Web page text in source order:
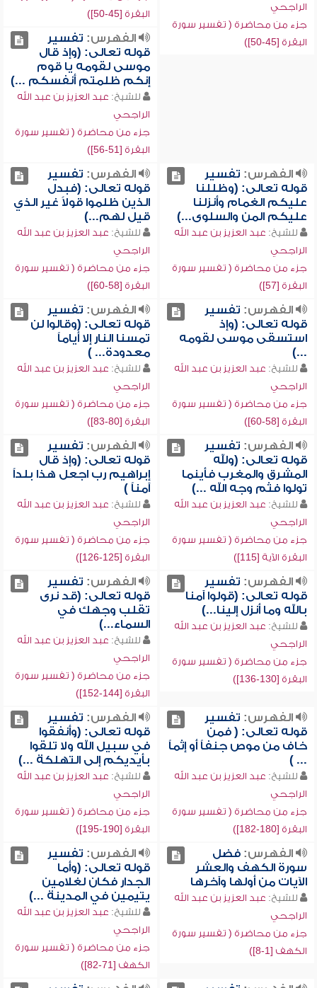
الراجحي
جزء من محاضرة ( تفسير سورة
البقرة [45-50])
البقرة [45-50])
الفهرس: تفسير
قوله تعالى: (وإذ قال
موسى لقومه يا قوم
إنكم ظلمتم أنفسكم ...)
للشيخ: عبد العزيز بن عبد الله
الراجحي
جزء من محاضرة ( تفسير سورة
البقرة [51-56])
الفهرس: تفسير
قوله تعالى: (وظللنا
عليكم الغمام وأنزلنا
عليكم المن والسلوى...)
للشيخ: عبد العزيز بن عبد الله
الراجحي
جزء من محاضرة ( تفسير سورة
البقرة [57])
الفهرس: تفسير
قوله تعالى: (فبدل
الذين ظلموا قولاً غير الذي
قيل لهم...)
للشيخ: عبد العزيز بن عبد الله
الراجحي
جزء من محاضرة ( تفسير سورة
البقرة [58-60])
الفهرس: تفسير
قوله تعالى: (وإذ
استسقى موسى لقومه
...)
للشيخ: عبد العزيز بن عبد الله
الراجحي
جزء من محاضرة ( تفسير سورة
البقرة [58-60])
الفهرس: تفسير
قوله تعالى: (وقالوا لن
تمسنا النار إلا أياماً
معدودة... )
للشيخ: عبد العزيز بن عبد الله
الراجحي
جزء من محاضرة ( تفسير سورة
البقرة [80-83])
الفهرس: تفسير
قوله تعالى: (ولله
المشرق والمغرب فأينما
تولوا فثم وجه الله ...)
للشيخ: عبد العزيز بن عبد الله
الراجحي
جزء من محاضرة ( تفسير سورة
البقرة الآية [115])
الفهرس: تفسير
قوله تعالى: (وإذ قال
إبراهيم رب اجعل هذا بلداً
آمناً )
للشيخ: عبد العزيز بن عبد الله
الراجحي
جزء من محاضرة ( تفسير سورة
البقرة [125-126])
الفهرس: تفسير
قوله تعالى: (قولوا آمنا
بالله وما أنزل إلينا...)
للشيخ: عبد العزيز بن عبد الله
الراجحي
جزء من محاضرة ( تفسير سورة
البقرة [130-136])
الفهرس: تفسير
قوله تعالى: (قد نرى
تقلب وجهك في
السماء...)
للشيخ: عبد العزيز بن عبد الله
الراجحي
جزء من محاضرة ( تفسير سورة
البقرة [144-152])
الفهرس: تفسير
قوله تعالى: ( فمن
خاف من موص جنفاً أو إثماً
... )
للشيخ: عبد العزيز بن عبد الله
الراجحي
جزء من محاضرة ( تفسير سورة
البقرة [180-182])
الفهرس: تفسير
قوله تعالى: (وأنفقوا
في سبيل الله ولا تلقوا
بأيديكم إلى التهلكة ...)
للشيخ: عبد العزيز بن عبد الله
الراجحي
جزء من محاضرة ( تفسير سورة
البقرة [190-195])
الفهرس:فضل
سورة الكهف والعشر
الآيات من أولها وآخرها
للشيخ: عبد العزيز بن عبد الله
الراجحي
جزء من محاضرة ( تفسير سورة
الكهف [1-8])
الفهرس: تفسير
قوله تعالى: (وأما
الجدار فكان لغلامين
يتيمين في المدينة ...)
للشيخ: عبد العزيز بن عبد الله
الراجحي
جزء من محاضرة ( تفسير سورة
الكهف [71-82])